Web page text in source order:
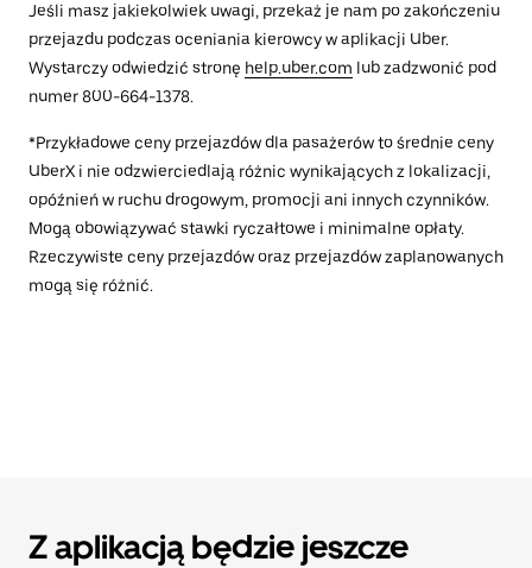
Jeśli masz jakiekolwiek uwagi, przekaż je nam po zakończeniu
przejazdu podczas oceniania kierowcy w aplikacji Uber.
Wystarczy odwiedzić stronę help.uber.com lub zadzwonić pod
numer 800-664-1378.
*Przykładowe ceny przejazdów dla pasażerów to średnie ceny
UberX i nie odzwierciedlają różnic wynikających z lokalizacji,
opóźnień w ruchu drogowym, promocji ani innych czynników.
Mogą obowiązywać stawki ryczałtowe i minimalne opłaty.
Rzeczywiste ceny przejazdów oraz przejazdów zaplanowanych
mogą się różnić.
Z aplikacją będzie jeszcze